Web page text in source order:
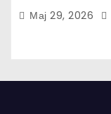
Мај 29, 2026